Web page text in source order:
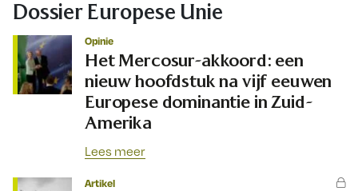
Dossier Europese Unie
Opinie
Het Mercosur-akkoord: een
nieuw hoofdstuk na vijf eeuwen
Europese dominantie in Zuid-
Amerika
Lees meer
Artikel